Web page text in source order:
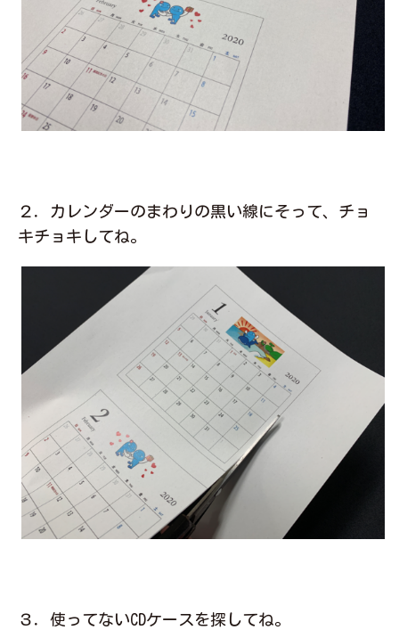
２．カレンダーのまわりの黒い線にそって、チョ
キチョキしてね。
３．使ってないCDケースを探してね。